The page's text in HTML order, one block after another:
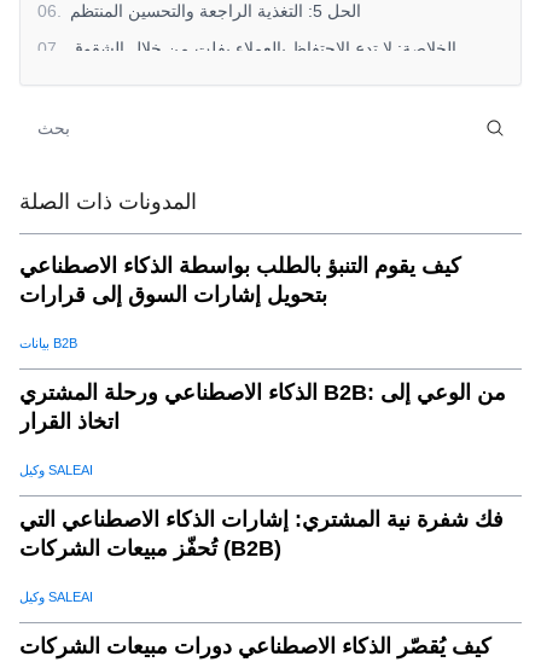
06
الحل 5: التغذية الراجعة والتحسين المنتظم
07
الخلاصة: لا تدع الاحتفاظ بالعملاء يفلت من خلال الشقوق
المدونات ذات الصلة
كيف يقوم التنبؤ بالطلب بواسطة الذكاء الاصطناعي
بتحويل إشارات السوق إلى قرارات
بيانات B2B
الذكاء الاصطناعي ورحلة المشتري B2B: من الوعي إلى
اتخاذ القرار
وكيل SALEAI
فك شفرة نية المشتري: إشارات الذكاء الاصطناعي التي
تُحفّز مبيعات الشركات (B2B)
وكيل SALEAI
كيف يُقصّر الذكاء الاصطناعي دورات مبيعات الشركات